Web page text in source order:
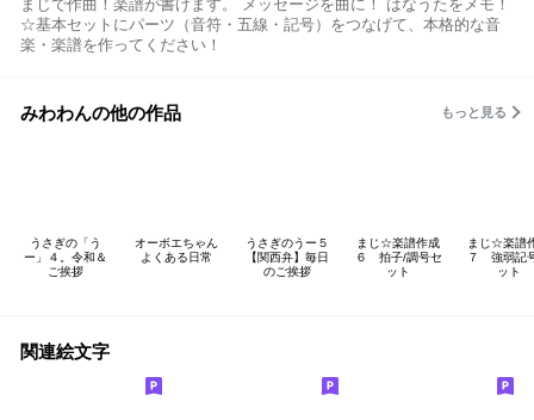
まじで作曲！楽譜が書けます。 メッセージを曲に！ はなうたをメモ！
☆基本セットにパーツ（音符・五線・記号）をつなげて、本格的な音
楽・楽譜を作ってください！
みわわんの他の作品 もっと見る
うさぎの「う
ー」４。令和＆
ご挨拶
オーボエちゃん
よくある日常
うさぎのうー５
【関西弁】毎日
のご挨拶
まじ☆楽譜作成
６ 拍子/調号セ
ット
まじ☆楽譜
７ 強弱記
ット
関連絵文字